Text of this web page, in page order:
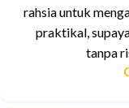
rahsia untuk
praktikal,
tanpa